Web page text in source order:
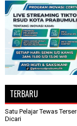
TERBARU
Satu Pelajar Tewas
Dicari